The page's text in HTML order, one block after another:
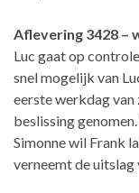
Aflevering 3428 –
Luc gaat op
snel mogelijk van
eerste werkdag
beslissing
Simonne wil Frank
verneemt de